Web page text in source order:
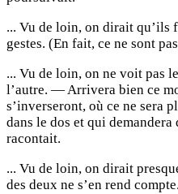
... Vu de loin, on dirait qu’ils
gestes. (En fait, ce ne sont
... Vu de loin, on ne voit pas
l’autre. — Arrivera bien ce
s’inverseront, où ce ne sera
dans le dos et qui
racontait.
... Vu de loin, on dirait
des deux ne s’en rend